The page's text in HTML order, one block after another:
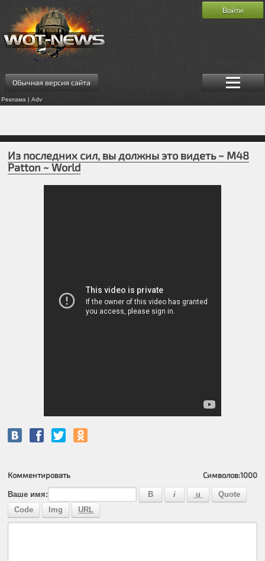
Обычная версия сайта
Реклама | Adv
Войти
Из последних сил, вы должны это видеть ~ M48
Patton ~ World
Комментировать Символов:1000
Ваше имя: